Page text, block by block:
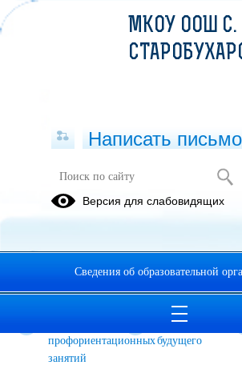
ПРОФОРИЕНТАЦИЯ
"ПроеКТОрия"
профориентационных
занятий
Профессии
будущего
МКОУ ООШ С.
Написать письмо
Версия для слабовидящих
Сведения об образовательной